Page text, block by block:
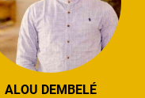
ALOU DEMBELÉ